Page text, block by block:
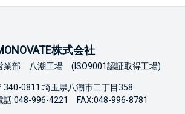
株式会社
業部 八潮工場 (ISO9001認証取得工場)
340-0811 埼玉県八潮市二丁目358
話:048-996-4221 FAX:048-996-8781